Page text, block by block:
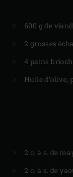
600 g de
2 grosses
4 pains
Huile d’olive,
2 c. à s. de
2 c. à s. de